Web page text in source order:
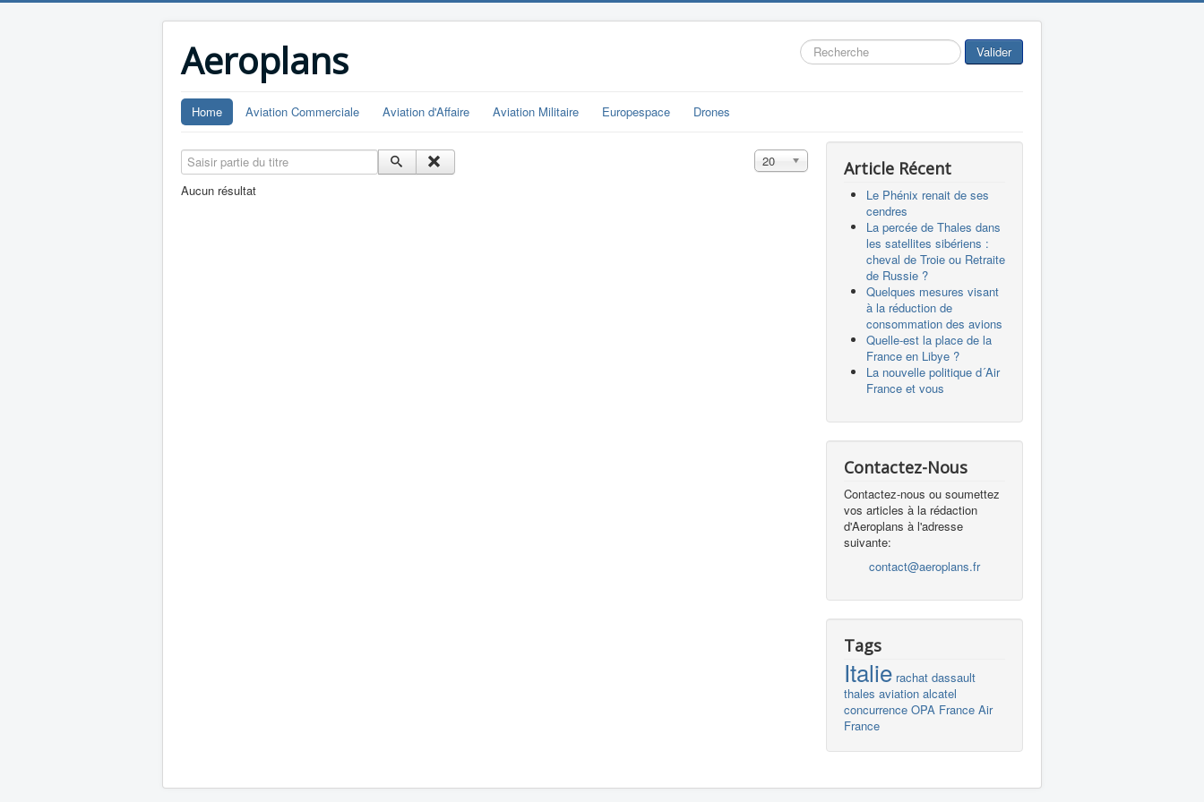
Aeroplans Rechercher Valider
Home Aviation Commerciale Aviation d'Affaire Aviation Militaire Europespace Drones
Saisir partie du titre Affichage #
20
Aucun résultat
Article Récent
Le Phénix renait de ses
cendres
La percée de Thales dans
les satellites sibériens :
cheval de Troie ou Retraite
de Russie ?
Quelques mesures visant
à la réduction de
consommation des avions
Quelle-est la place de la
France en Libye ?
La nouvelle politique d´Air
France et vous
Contactez-Nous
Contactez-nous ou soumettez
vos articles à la rédaction
d'Aeroplans à l'adresse
suivante:
contact@aeroplans.fr
Tags
Italie rachat dassault
thales aviation alcatel
concurrence OPA France Air
France